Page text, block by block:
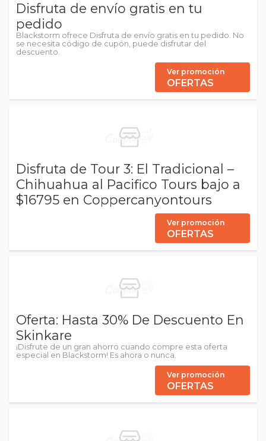
Disfruta de envío gratis en tu
pedido
Blackstorm ofrece Disfruta de envío gratis en tu pedido. No
se necesita código de cupón, puede disfrutar del
descuento.
Ver promoción
OFERTAS
Disfruta de Tour 3: El Tradicional –
Chihuahua al Pacifico Tours bajo a
$16795 en Coppercanyontours
Ver promoción
OFERTAS
Oferta: Hasta 30% De Descuento En
Skinkare
¡Disfrute de un gran ahorro cuando compre esta oferta
especial en Blackstorm! Es ahora o nunca.
Ver promoción
OFERTAS